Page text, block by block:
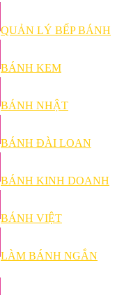
QUẢN LÝ BẾP BÁNH
BÁNH KEM
BÁNH NHẬT
BÁNH ĐÀI LOAN
BÁNH KINH DOANH
BÁNH VIỆT
LÀM BÁNH NGẮN